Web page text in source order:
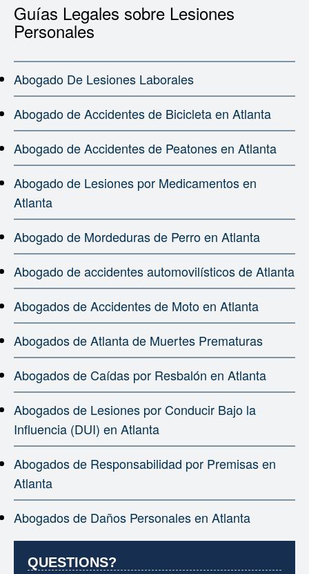
Guías Legales sobre Lesiones
Personales
Abogado De Lesiones Laborales
Abogado de Accidentes de Bicicleta en Atlanta
Abogado de Accidentes de Peatones en Atlanta
Abogado de Lesiones por Medicamentos en
Atlanta
Abogado de Mordeduras de Perro en Atlanta
Abogado de accidentes automovilísticos de Atlanta
Abogados de Accidentes de Moto en Atlanta
Abogados de Atlanta de Muertes Prematuras
Abogados de Caídas por Resbalón en Atlanta
Abogados de Lesiones por Conducir Bajo la
Influencia (DUI) en Atlanta
Abogados de Responsabilidad por Premisas en
Atlanta
Abogados de Daños Personales en Atlanta
QUESTIONS?